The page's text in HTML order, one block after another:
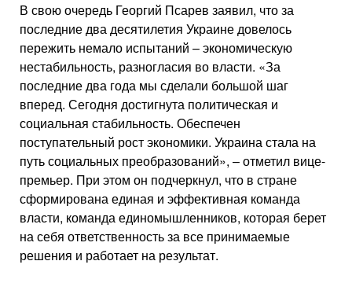
В свою очередь Георгий Псарев заявил, что за
последние два десятилетия Украине довелось
пережить немало испытаний – экономическую
нестабильность, разногласия во власти. «За
последние два года мы сделали большой шаг
вперед. Сегодня достигнута политическая и
социальная стабильность. Обеспечен
поступательный рост экономики. Украина стала на
путь социальных преобразований», – отметил вице-
премьер. При этом он подчеркнул, что в стране
сформирована единая и эффективная команда
власти, команда единомышленников, которая берет
на себя ответственность за все принимаемые
решения и работает на результат.